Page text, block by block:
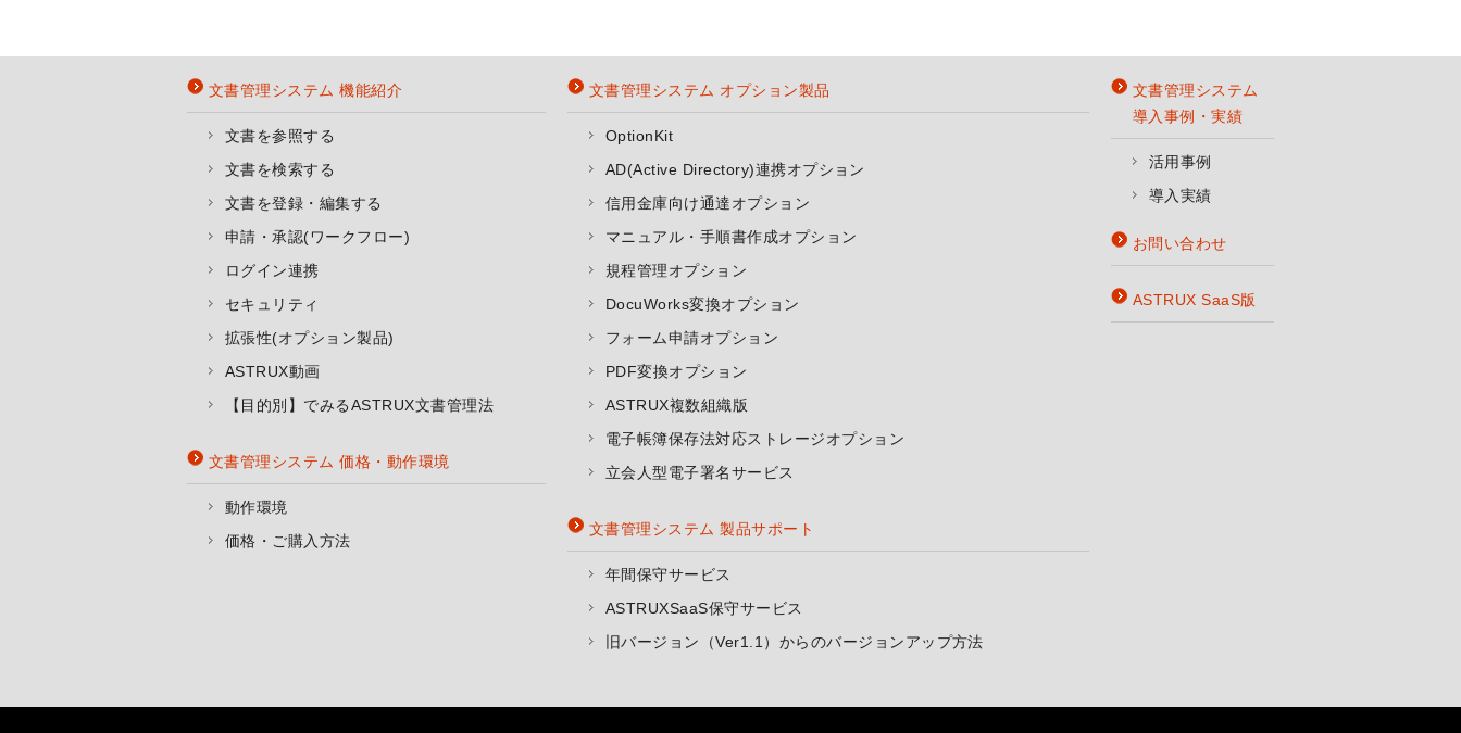
文書管理システム 機能紹介
文書を参照する
文書を検索する
文書を登録・編集する
申請・承認(ワークフロー)
ログイン連携
セキュリティ
拡張性(オプション製品)
ASTRUX動画
【目的別】でみるASTRUX文書管理法
文書管理システム 価格・動作環境
動作環境
価格・ご購入方法
文書管理システム オプション製品
OptionKit
AD(Active Directory)連携オプション
信用金庫向け通達オプション
マニュアル・手順書作成オプション
規程管理オプション
DocuWorks変換オプション
フォーム申請オプション
PDF変換オプション
ASTRUX複数組織版
電子帳簿保存法対応ストレージオプション
立会人型電子署名サービス
文書管理システム 製品サポート
年間保守サービス
ASTRUXSaaS保守サービス
旧バージョン（Ver1.1）からのバージョンアップ方法
文書管理システム
導入事例・実績
活用事例
導入実績
お問い合わせ
ASTRUX SaaS版